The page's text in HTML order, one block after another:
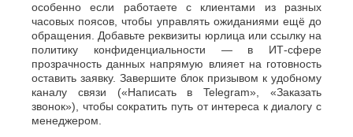
особенно если работаете с клиентами из разных
часовых поясов, чтобы управлять ожиданиями ещё до
обращения. Добавьте реквизиты юрлица или ссылку на
политику конфиденциальности — в ИТ-сфере
прозрачность данных напрямую влияет на готовность
оставить заявку. Завершите блок призывом к удобному
каналу связи («Написать в Telegram», «Заказать
звонок»), чтобы сократить путь от интереса к диалогу с
менеджером.